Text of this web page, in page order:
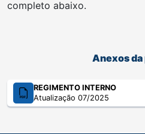
completo abaixo.
Anexos da
REGIMENTO INTERNO
Atualização 07/2025